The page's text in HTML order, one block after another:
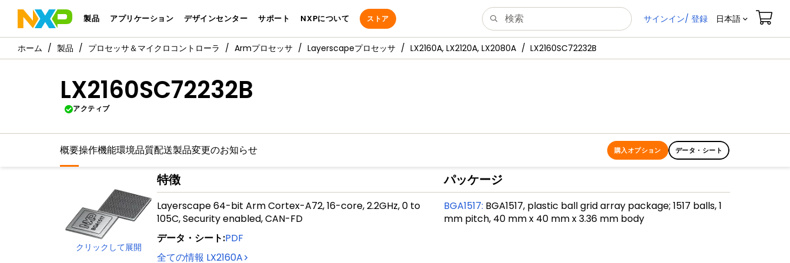
製品 アプリケーション デザインセンター サポート NXPについて ストア サインイン/ 登録 日本語
製品 プロセッサ＆マイクロコントローラ Armプロセッサ Layerscapeプロセッサ LX2160A, LX2120A, LX2080A LX2160SC72232B
LX2160SC72232B
アクティブ
概要操作機能環境品質配送製品変更のお知らせ 購入オプション データ・シート
クリックして展開
特徴
Layerscape 64-bit Arm Cortex-A72, 16-core, 2.2GHz, 0 to
105C, Security enabled, CAN-FD
データ・シート:PDF
全ての情報 LX2160A
パッケージ
BGA1517: BGA1517, plastic ball grid array package; 1517 balls, 1
mm pitch, 40 mm x 40 mm x 3.36 mm body